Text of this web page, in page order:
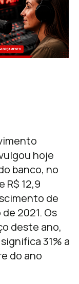
hoje
banco, no
R$ 12,9
de
2021. Os
deste ano,
31% a
do ano